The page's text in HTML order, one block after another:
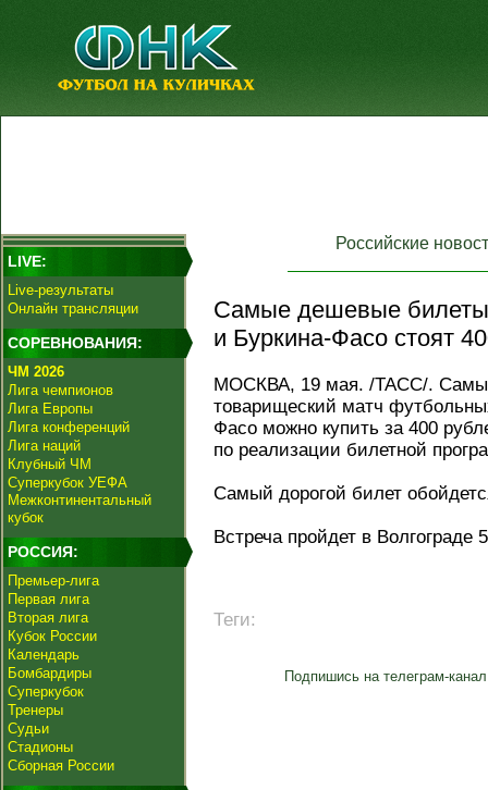
LIVE:
Live-результаты
Онлайн трансляции
СОРЕВНОВАНИЯ:
ЧМ 2026
Лига чемпионов
Лига Европы
Лига конференций
Лига наций
Клубный ЧМ
Суперкубок УЕФА
Межконтинентальный
кубок
РОССИЯ:
Премьер-лига
Первая лига
Вторая лига
Кубок России
Календарь
Бомбардиры
Суперкубок
Тренеры
Судьи
Стадионы
Сборная России
Российские
Самые дешевые билеты
и Буркина-Фасо стоят
МОСКВА, 19 мая. /ТАСС/.
товарищеский матч
Фасо можно купить за 400
по реализации билетной
Самый дорогой билет
Встреча пройдет в Волгограде
Теги:
Подпишись на телеграм-